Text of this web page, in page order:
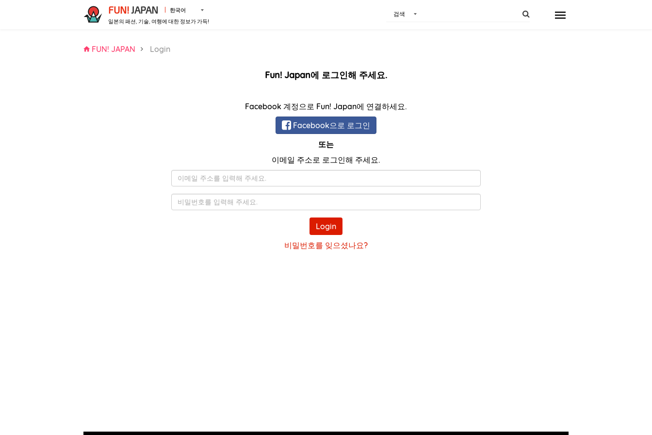
FUN! JAPAN 한국어
일본의 패션, 기술, 여행에 대한 정보가 가득!
검색
FUN! JAPAN Login
Fun! Japan에 로그인해 주세요.
Facebook 계정으로 Fun! Japan에 연결하세요.
Facebook으로 로그인
또는
이메일 주소로 로그인해 주세요.
메
일
밀
번
호
Login
비밀번호를 잊으셨나요?